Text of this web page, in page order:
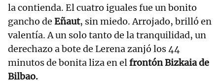
la contienda. El cuatro iguales fue un bonito
gancho de Eñaut, sin miedo. Arrojado, brilló en
valentía. A un solo tanto de la tranquilidad, un
derechazo a bote de Lerena zanjó los 44
minutos de bonita liza en el frontón Bizkaia de
Bilbao.